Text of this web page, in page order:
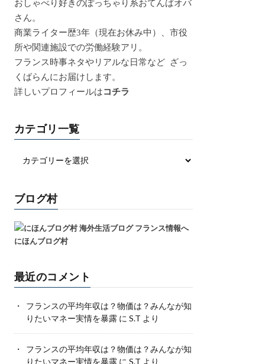
おしゃべり好きのぽっちゃり系おてんばオバ
さん。
商業ライター歴3年（現在お休み中）、市役
所や関連施設での労働経験アリ。
フランス時事ネタやリアルな日常など ざっ
くばらんにお届けします。
詳しいプロフィールはコチラ
カテゴリ一覧
ブログ村
にほんブログ村
最近のコメント
フランスの平均年収は？物価は？みんなが知
りたいマネー実情を暴露に S.T より
フランスの平均年収は？物価は？みんなが知
りたいマネー実情を暴露に S.T より